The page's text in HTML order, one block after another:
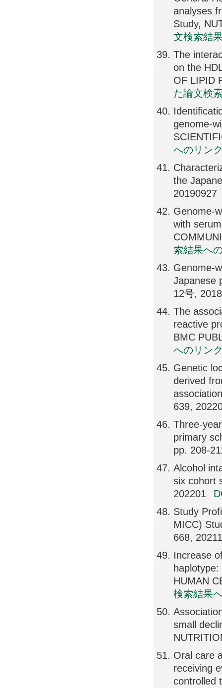
analyses
Study,
文検索結
The
on the
OF LIPID
た論文検
genome-
へのリン
the
20190927
Genome-
with
索結果へ
Genome-
Japanese
12号,
The
reactive
BMC
へのリン
Genetic
derived
639,
Three-
primary
pp. 208-
Alcohol
six cohort
202201
Study
MICC)
668,
Increase
HUMAN
検索結果
small
Oral care
receiving
controlled